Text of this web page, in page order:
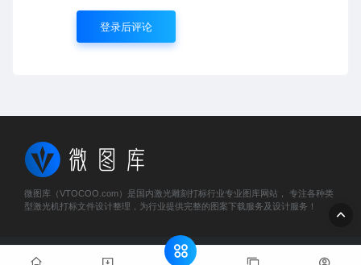
登录后评论
微图库（VTOCOO.com）是国内激光雕刻打标行业专业图库网站， 专注各种类
型激光机打标文件设计整理，为行业提供完整的图案下载服务及设计服务！
© 2023 微图库 - vtocoo.com & Lancer . All rights reserved